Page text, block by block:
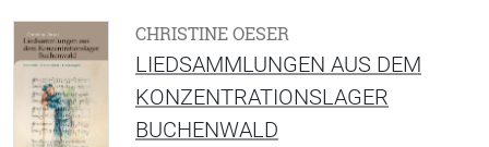
CHRISTINE OESER
LIEDSAMMLUNGEN AUS DEM
KONZENTRATIONSLAGER
BUCHENWALD